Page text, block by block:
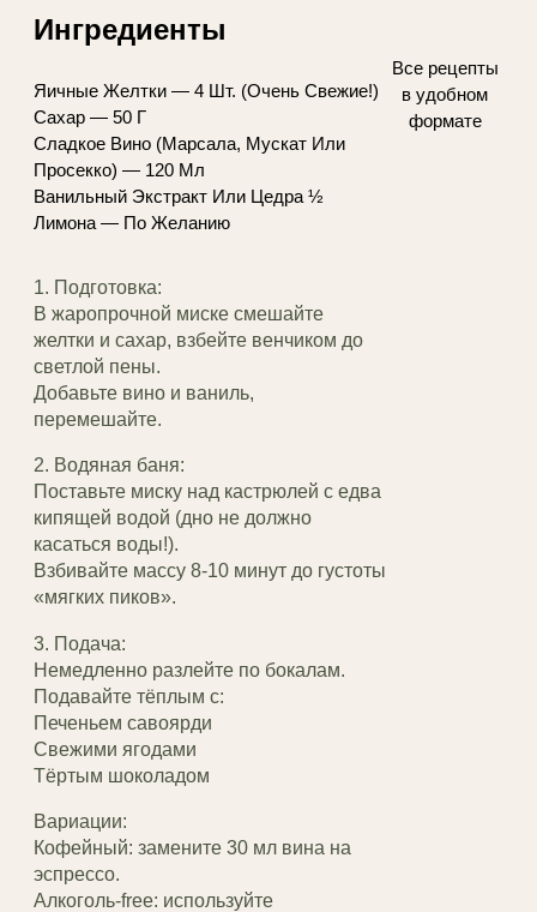
Ингредиенты
Яичные Желтки — 4 Шт. (Очень Свежие!)
Сахар — 50 Г
Сладкое Вино (Марсала, Мускат Или
Просекко) — 120 Мл
Ванильный Экстракт Или Цедра ½
Лимона — По Желанию
1. Подготовка:
В жаропрочной миске смешайте
желтки и сахар, взбейте венчиком до
светлой пены.
Добавьте вино и ваниль,
перемешайте.
2. Водяная баня:
Поставьте миску над кастрюлей с едва
кипящей водой (дно не должно
касаться воды!).
Взбивайте массу 8-10 минут до густоты
«мягких пиков».
3. Подача:
Немедленно разлейте по бокалам.
Подавайте тёплым с:
Печеньем савоярди
Свежими ягодами
Тёртым шоколадом
Вариации:
Кофейный: замените 30 мл вина на
эспрессо.
Алкоголь-free: используйте
Все рецепты
в удобном
формате